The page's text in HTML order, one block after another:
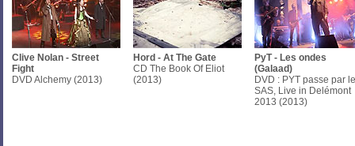
Clive Nolan - Street
Fight
DVD Alchemy (2013)
Hord - At The Gate
CD The Book Of Eliot
(2013)
PyT - Les ondes
(Galaad)
DVD : PYT passe par le
SAS, Live in Delémont
2013 (2013)